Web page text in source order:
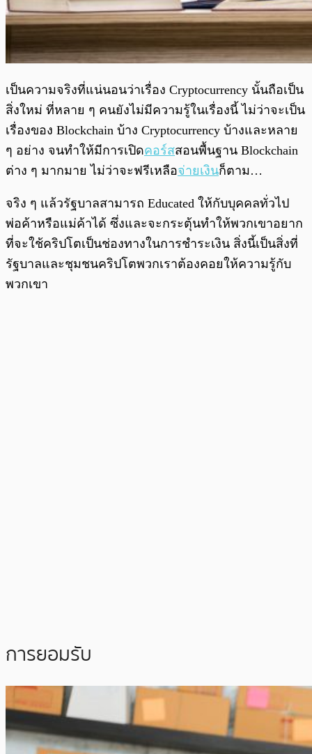
เป็นความจริงที่แน่นอนว่าเรื่อง Cryptocurrency นั้นถือเป็น
สิ่งใหม่ ที่หลาย ๆ คนยังไม่มีความรู้ในเรื่องนี้ ไม่ว่าจะเป็น
เรื่องของ Blockchain บ้าง Cryptocurrency บ้างและหลาย
ๆ อย่าง จนทำให้มีการเปิดคอร์สสอนพื้นฐาน Blockchain
ต่าง ๆ มากมาย ไม่ว่าจะฟรีเหลือจ่ายเงินก็ตาม…
จริง ๆ แล้วรัฐบาลสามารถ Educated ให้กับบุคคลทั่วไป
พ่อค้าหรือแม่ค้าได้ ซึ่งและจะกระตุ้นทำให้พวกเขาอยาก
ที่จะใช้คริปโตเป็นช่องทางในการชำระเงิน สิ่งนี้เป็นสิ่งที่
รัฐบาลและชุมชนคริปโตพวกเราต้องคอยให้ความรู้กับ
พวกเขา
การยอมรับ